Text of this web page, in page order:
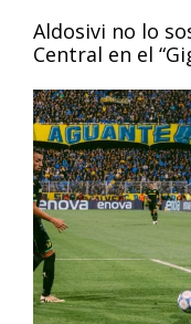
Aldosivi no lo
Central en el